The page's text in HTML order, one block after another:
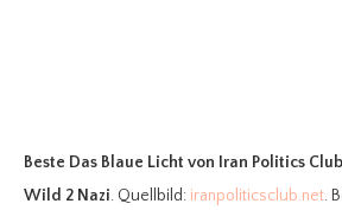
Beste Das Blaue Licht von Iran Politics
Wild 2 Nazi. Quellbild: iranpoliticsclub.net.